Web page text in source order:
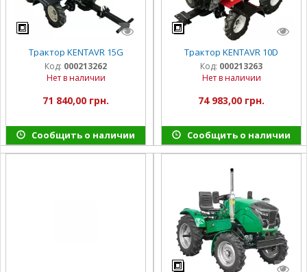
Трактор KENTAVR 15G
Код: 000213262
Нет в наличии
71 840,00 грн.
Сообщить о наличии
Трактор KENTAVR 10D
Код: 000213263
Нет в наличии
74 983,00 грн.
Сообщить о наличии